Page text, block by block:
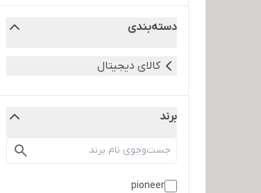
دسته‌بندی
کالای دیجیتال
برند
pioneer